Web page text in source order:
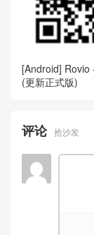
[Android] Rovio
(更新正式版)
评论 抢沙发